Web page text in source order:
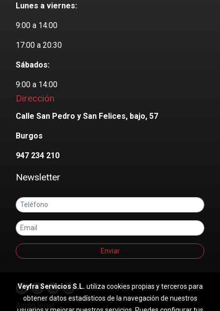
Lunes a viernes:
9:00 a 14:00
17:00 a 20:30
Sábados:
9:00 a 14:00
Dirección
Calle San Pedro y San Felices, bajo, 57
Burgos
947 234 210
Newsletter
Enviar
Aviso legal
Veyfra Servicios S.L. utiliza cookies propias y terceros para
obtener datos estadísticos de la navegación de nuestros